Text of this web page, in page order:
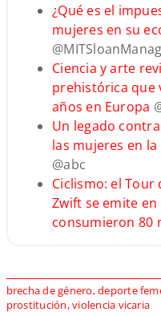
¿Qué es el
mujeres en su
Ciencia y arte
prehistórica que
años en Europa
Un legado
las mujeres en
@abc
Ciclismo: el Tour
Zwift se emite en
consumieron 80
brecha de género,deporte
prostitución,violencia vicaria